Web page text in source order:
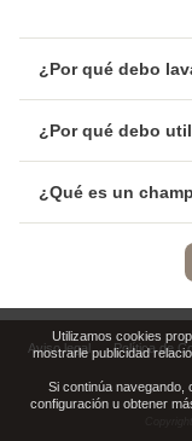
¿Por qué debo
¿Por qué debo
¿Qué es un
Aviso legal Política de
Utilizamos cookies
mostrarle publicidad
Si continúa navegando,
configuración u obtener